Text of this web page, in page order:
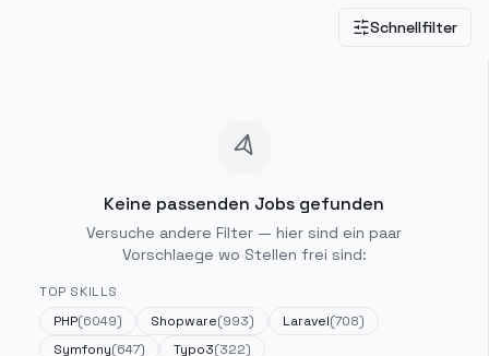
Schnellfilter
Keine passenden Jobs gefunden
Versuche andere Filter — hier sind ein paar
Vorschlaege wo Stellen frei sind:
TOP SKILLS
PHP(6049) Shopware(993) Laravel(708)
Symfony(647) Typo3(322)